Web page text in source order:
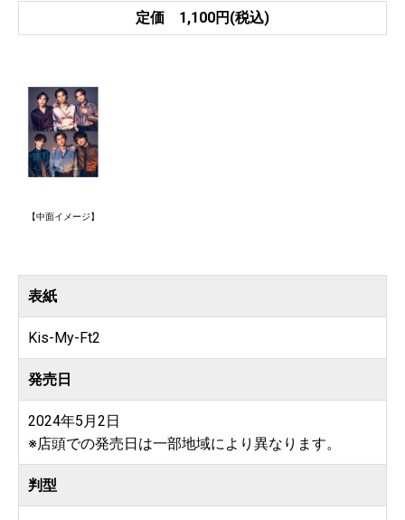
定価 1,100円(税込)
【中面イメージ】
表紙
Kis-My-Ft2
発売日
2024年5月2日
※店頭での発売日は一部地域により異なります。
判型